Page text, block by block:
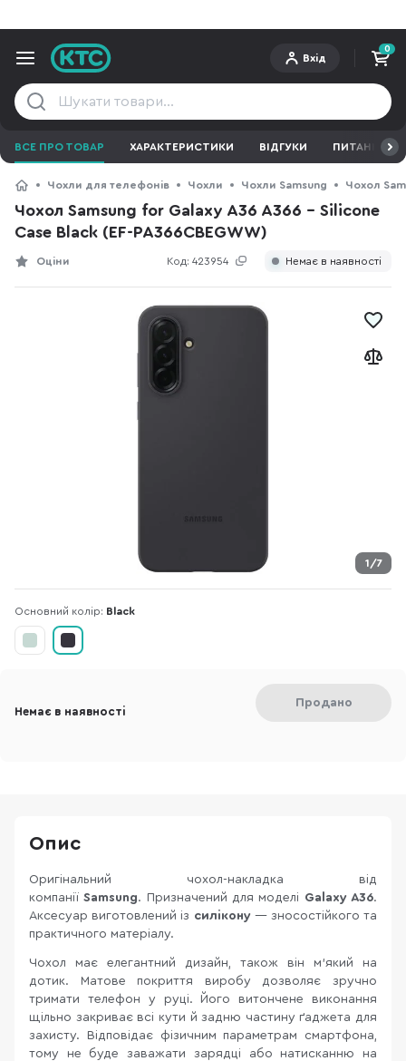
Вхід
0
ВСЕ ПРО ТОВАР ХАРАКТЕРИСТИКИ ВІДГУКИ ПИТАННЯ ТА
Чохли для телефонів Чохли Чохли Samsung Чохол
Чохол Samsung for Galaxy A36 A366 - Silicone
Case Black (EF-PA366CBEGWW)
Код: 423954
Оціни Немає в наявності
1/7
Основний колір: Black
Немає в наявності
Продано
Опис
Оригінальний чохол-накладка від
компаніїSamsung. Призначений для моделі Galaxy A36.
Аксесуар виготовлений із силікону— зносостійкого та
практичного матеріалу.
Чохол має елегантний дизайн, також він м’який на
дотик. Матове покриття виробу дозволяє зручно
тримати телефон у руці. Його витончене виконання
щільно закриває всі кути й задню частину ґаджета для
захисту. Відповідає фізичним параметрам смартфона,
тому не буде заважати зарядці або натисканню на